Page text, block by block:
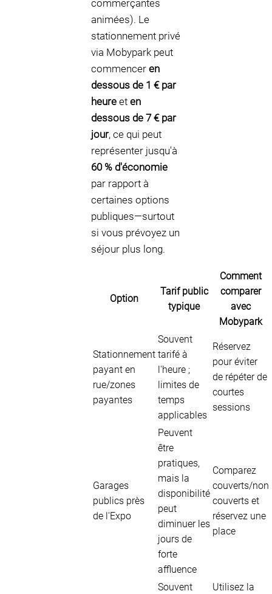
commerçantes
animées). Le
stationnement privé
via Mobypark peut
commencer en
dessous de 1 € par
heure et en
dessous de 7 € par
jour, ce qui peut
représenter jusqu'à
60 % d'économie
par rapport à
certaines options
publiques—surtout
si vous prévoyez un
séjour plus long.
Option
Tarif public
typique
Comment
comparer
avec
Mobypark
Stationnement
payant en
rue/zones
payantes
Souvent
tarifé à
l'heure ;
limites de
temps
applicables
Réservez
pour éviter
de répéter de
courtes
sessions
Garages
publics près
de l'Expo
Peuvent
être
pratiques,
mais la
disponibilité
peut
diminuer les
jours de
forte
affluence
Comparez
couverts/non
couverts et
réservez une
place
Souvent
Utilisez la